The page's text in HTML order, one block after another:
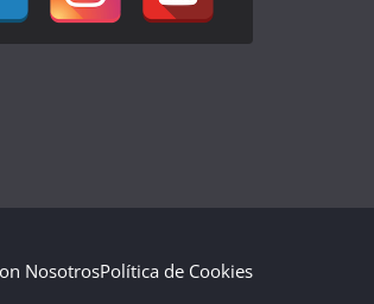
NosotrosPolítica de Cookies